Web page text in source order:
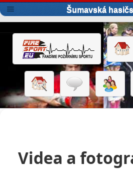
Šumavská
Videa a